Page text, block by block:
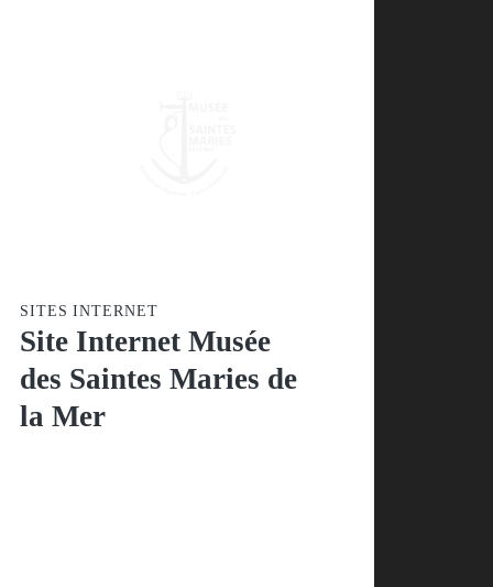
SITES INTERNET
Site Internet Musée
des Saintes Maries
de la Mer